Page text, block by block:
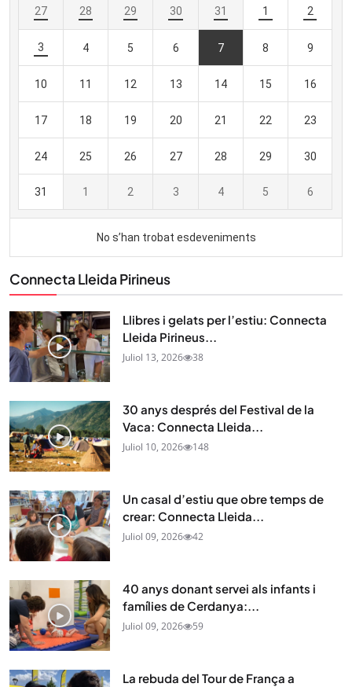
Connecta Lleida Pirineus
Llibres i gelats per l’estiu: Connecta
Lleida Pirineus...
Juliol 13, 2026 38
30 anys després del Festival de la
Vaca: Connecta Lleida...
Juliol 10, 2026 148
Un casal d’estiu que obre temps de
crear: Connecta Lleida...
Juliol 09, 2026 42
40 anys donant servei als infants i
famílies de Cerdanya:...
Juliol 09, 2026 59
La rebuda del Tour de França a